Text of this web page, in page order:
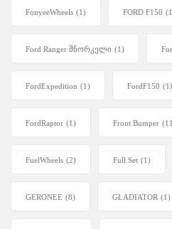
FonyeeWheels (1) FORD F150
Ford Ranger შნორკელი (1)
FordExpedition (1) FordF150 (1)
FordRaptor (1) Front Bumper
FuelWheels (2) Full Set (1)
GERONEE (8) GLADIATOR (1)